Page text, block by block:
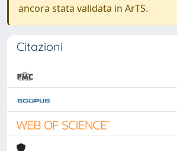
ancora stata validata in ArTS.
Citazioni